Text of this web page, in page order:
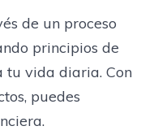
de un proceso
principios de
tu vida diaria. Con
puedes